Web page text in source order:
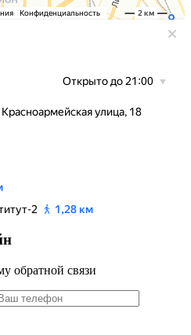
обратной связи